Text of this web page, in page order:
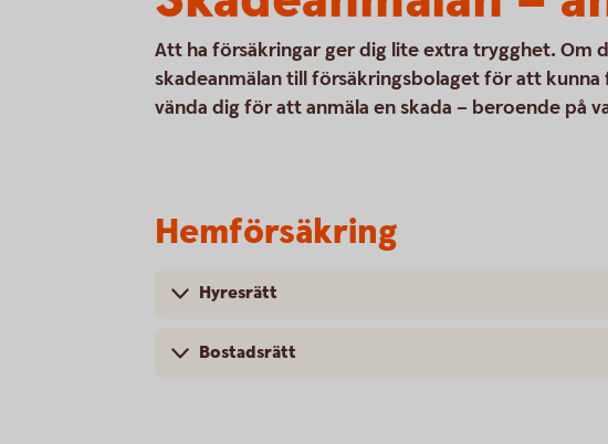
Att ha försäkringar ger dig lite extra trygghet. Om
skadeanmälan till försäkringsbolaget för att kunna
vända dig för att anmäla en skada – beroende på
Hemförsäkring
Hyresrätt
Bostadsrätt